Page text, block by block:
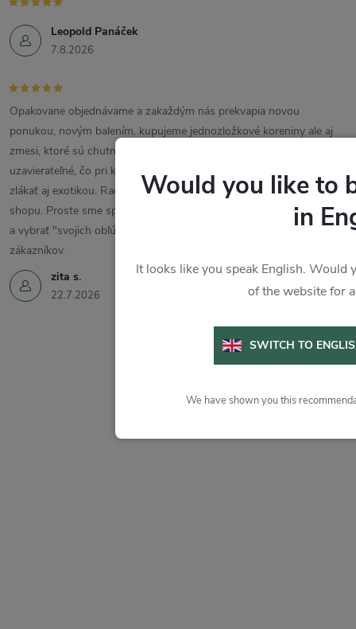
Leopold Panáček
7.8.2026
zita s.
22.7.2026
Opakovane objednávame a zakaždým nás prekvapia novou
ponukou, novým balením. kupujeme jednozložkové koreniny ale aj
zmesi, ktoré sú chutné, voňavé. Balenie je estetické aj praktické,
uzavierateľné, čo pri koreninách obzvlášť oceňujem. Nechám sa
zlákať aj exotikou. Rada kupujem priateľom darčeky z tohto e-
shopu. Proste sme spokojní a vrelo odporúčame. Treba si odskúšať
a vybrať "svojich obľúbencov". Ďakujem a prajem veľa spokojných
zákazníkov.
Would you like to
in
It looks like you speak English.
of the website for
SWITCH TO
We have shown you this